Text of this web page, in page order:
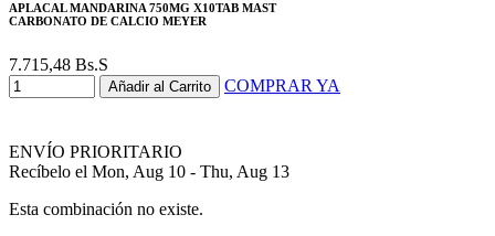
APLACAL MANDARINA 750MG X10TAB MAST
CARBONATO DE CALCIO MEYER
7.715,48 Bs.S
Añadir al Carrito COMPRAR YA
ENVÍO PRIORITARIO
Recíbelo el Mon, Aug 10 - Thu, Aug 13
Esta combinación no existe.